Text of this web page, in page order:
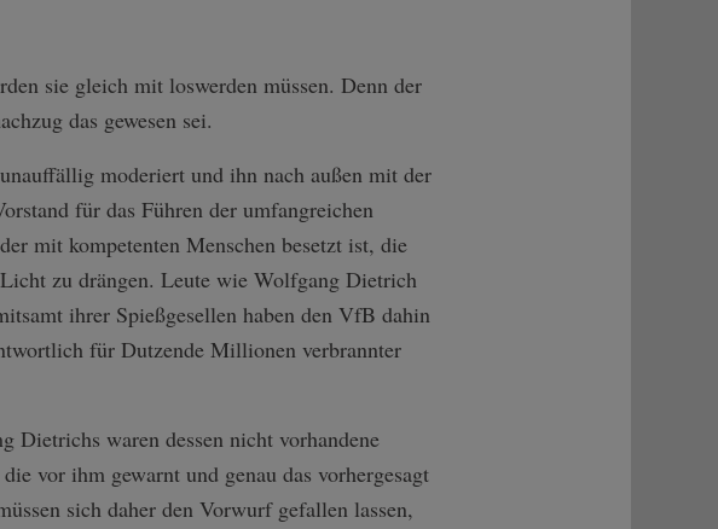
sie gleich mit loswerden müssen. Denn der
das gewesen sei.
moderiert und ihn nach außen mit der
für das Führen der umfangreichen
mit kompetenten Menschen besetzt ist, die
zu drängen. Leute wie Wolfgang Dietrich
ihrer Spießgesellen haben den VfB dahin
für Dutzende Millionen verbrannter
Dietrichs waren dessen nicht vorhandene
vor ihm gewarnt und genau das vorhergesagt
sich daher den Vorwurf gefallen lassen,